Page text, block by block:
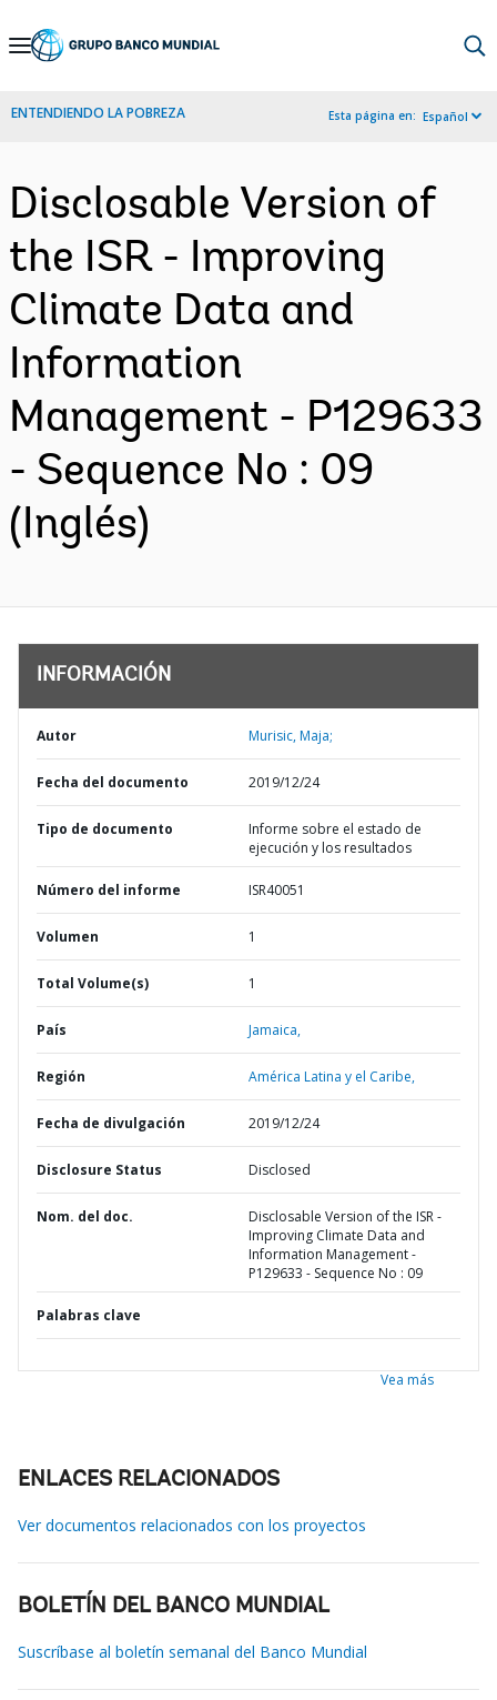
Skip
Navigation
ENTENDIENDO LA POBREZA Esta página en: Español
Disclosable Version of
the ISR - Improving
Climate Data and
Information
Management - P129633
- Sequence No : 09
(Inglés)
INFORMACIÓN
Autor Murisic, Maja;
Fecha del documento 2019/12/24
Tipo de documento
Informe sobre el estado de
ejecución y los resultados
Número del informe ISR40051
Volumen 1
Total Volume(s) 1
País Jamaica,
Región América Latina y el Caribe,
Fecha de divulgación 2019/12/24
Disclosure Status Disclosed
Nom. del doc.
Disclosable Version of the ISR -
Improving Climate Data and
Information Management -
P129633 - Sequence No : 09
Palabras clave
Vea más
ENLACES RELACIONADOS
Ver documentos relacionados con los proyectos
BOLETÍN DEL BANCO MUNDIAL
Suscríbase al boletín semanal del Banco Mundial